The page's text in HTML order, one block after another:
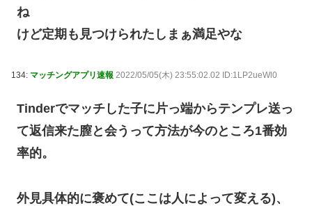
ね
けど定期も見つけられたしまぁ満足やな
134: マッチングアプリ速報 2022/05/05(木) 23:55:02.02 ID:1LP2ueWl0
Tinderでマッチした子に片っ端からテンプレ送っ
て返信来た膣と会うって方法が今のところ1番効
率的。
外見具体的に褒めて(ここは人によって変える)、